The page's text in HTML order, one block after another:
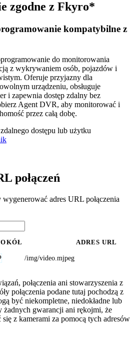
zgodne z Fkyro*
kompatybilne z
do monitorowania
z wykrywaniem osób, pojazdów i
Oferuje przyjazny dla
urządzeniu, obsługuje
i zapewnia dostęp zdalny bez
Agent DVR, aby monitorować i
przez całą dobę.
dostępu lub użytku
połączeń
adres URL połączenia
ADRES URL
/img/video.mjpeg
połączenia ani stowarzyszenia z
połączenia podane tutaj pochodzą z
być niekompletne, niedokładne lub
żadnych gwarancji ani rękojmi, że
się z kamerami za pomocą tych adresów